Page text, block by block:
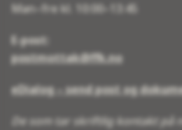
Man–fre kl. 10:00–13:45
E-post:
postmottak@ffk.no
eDialog – send post og
De som tar skriftlig kontakt på